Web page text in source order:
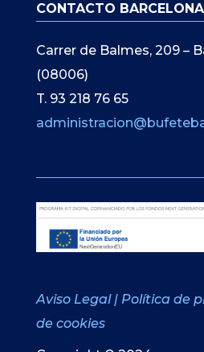
CONTACTO BARCELONA
Carrer de Balmes, 209 –
(08006)
T. 93 218 76 65
Aviso Legal | Política de
de cookies